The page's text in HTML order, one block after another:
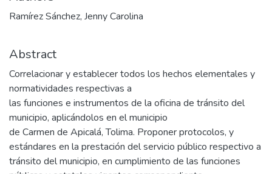
Ramírez Sánchez, Jenny Carolina
Abstract
Correlacionar y establecer todos los hechos elementales y
normatividades respectivas a
las funciones e instrumentos de la oficina de tránsito del
municipio, aplicándolos en el municipio
de Carmen de Apicalá, Tolima. Proponer protocolos, y
estándares en la prestación del servicio público respectivo a
tránsito del municipio, en cumplimiento de las funciones